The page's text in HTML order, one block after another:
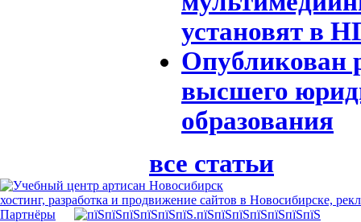
установят в
Опубликован
высшего
образования
все статьи
хостинг, разработка и продвижение сайтов в Новосибирске,
Партнёры